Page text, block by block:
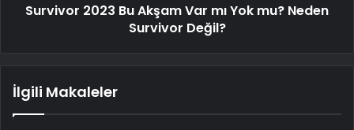
Survivor 2023 Bu Akşam Var mı Yok mu? Neden
Survivor Değil?
İlgili Makaleler